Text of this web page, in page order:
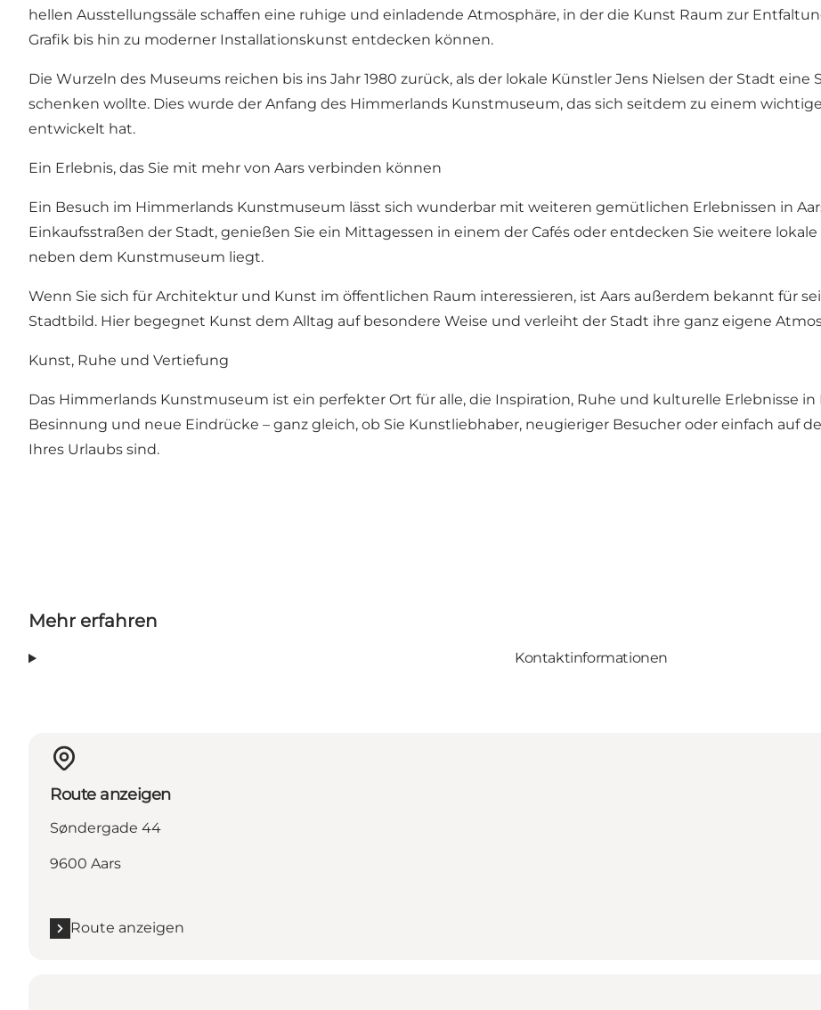
hellen Ausstellungssäle schaffen eine ruhige und einladende Atmosphäre, in der die Kunst Raum zur
Grafik bis hin zu moderner Installationskunst entdecken können.
Die Wurzeln des Museums reichen bis ins Jahr 1980 zurück, als der lokale Künstler Jens Nielsen der Stadt
schenken wollte. Dies wurde der Anfang des Himmerlands Kunstmuseum, das sich seitdem zu einem
entwickelt hat.
Ein Erlebnis, das Sie mit mehr von Aars verbinden können
Ein Besuch im Himmerlands Kunstmuseum lässt sich wunderbar mit weiteren gemütlichen Erlebnissen in
Einkaufsstraßen der Stadt, genießen Sie ein Mittagessen in einem der Cafés oder entdecken Sie weitere
neben dem Kunstmuseum liegt.
Wenn Sie sich für Architektur und Kunst im öffentlichen Raum interessieren, ist Aars außerdem bekannt für
Stadtbild. Hier begegnet Kunst dem Alltag auf besondere Weise und verleiht der Stadt ihre ganz eigene
Kunst, Ruhe und Vertiefung
Das Himmerlands Kunstmuseum ist ein perfekter Ort für alle, die Inspiration, Ruhe und kulturelle Erlebnisse
Besinnung und neue Eindrücke – ganz gleich, ob Sie Kunstliebhaber, neugieriger Besucher oder einfach auf
Ihres Urlaubs sind.
Mehr erfahren
Kontaktinformationen
Route anzeigen
Søndergade 44
9600 Aars
Route anzeigen